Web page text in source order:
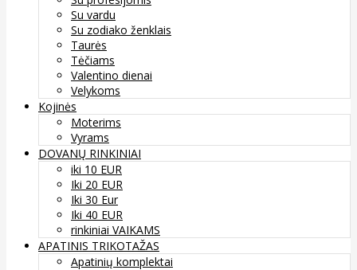
Su vardu
Su zodiako ženklais
Taurės
Tėčiams
Valentino dienai
Velykoms
Kojinės
Moterims
Vyrams
DOVANŲ RINKINIAI
iki 10 EUR
Iki 20 EUR
Iki 30 Eur
Iki 40 EUR
rinkiniai VAIKAMS
APATINIS TRIKOTAŽAS
Apatinių komplektai